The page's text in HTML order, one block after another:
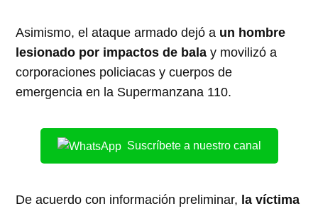
Asimismo, el ataque armado dejó a un hombre
lesionado por impactos de balay movilizó a
corporaciones policiacas y cuerpos de
emergencia en la Supermanzana 110.
Suscríbete a nuestro canal
De acuerdo con información preliminar, la víctima